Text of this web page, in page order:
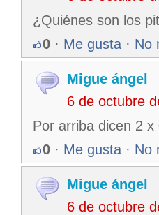
¿Quiénes son los
0 · Me gusta · No
Migue ángel
6 de octubre
Por arriba dicen 2
0 · Me gusta · No
Migue ángel
6 de octubre